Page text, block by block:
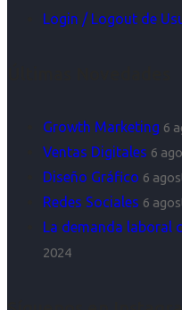
Login / Logout de
Growth Marketing 6
Ventas Digitales 6
Diseño Gráfico 6
Redes Sociales 6
La demanda laboral
2024